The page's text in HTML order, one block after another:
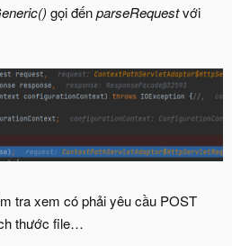
gọi đếnparseRequestvới
tra xem có phải yêu cầu POST
thước file…